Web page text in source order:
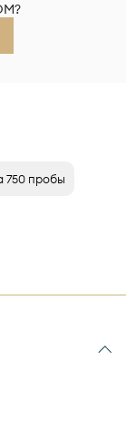
750 пробы